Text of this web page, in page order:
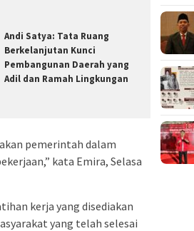
Andi Satya: Tata Ruang
Berkelanjutan Kunci
Pembangunan Daerah yang
Adil dan Ramah Lingkungan
pemerintah dalam
kata Emira, Selasa
kerja yang disediakan
yang telah selesai